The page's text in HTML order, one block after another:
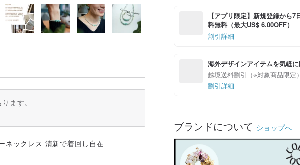
【アプリ限定】新規登録から
料無料（最大US$ 6.00OFF）
割引詳細
海外デザインアイテムを気軽に
越境送料割引（※対象商品限定）
割引詳細
ブランドについて ショップへ
ます。
ネックレス 清新で着回し自在